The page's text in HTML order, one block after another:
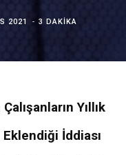
2021 3 DAKIKA
Yıllık
İddiası